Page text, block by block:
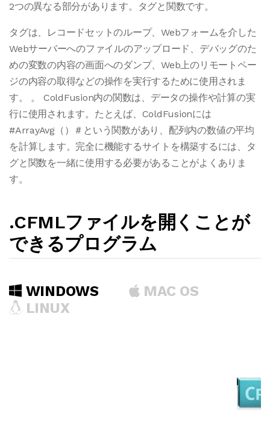
2つの異なる部分があります。タグと関数です。
タグは、レコードセットのループ、Webフォームを介した
Webサーバーへのファイルのアップロード、デバッグのた
めの変数の内容の画面へのダンプ、Web上のリモートペー
ジの内容の取得などの操作を実行するために使用されま
す。 。 ColdFusion内の関数は、データの操作や計算の実
行に使用されます。たとえば、ColdFusionには
#ArrayAvg（）＃という関数があり、配列内の数値の平均
を計算します。完全に機能するサイトを構築するには、タ
グと関数を一緒に使用する必要があることがよくありま
す。
.CFMLファイルを開くことが
できるプログラム
WINDOWS
MAC OS
LINUX